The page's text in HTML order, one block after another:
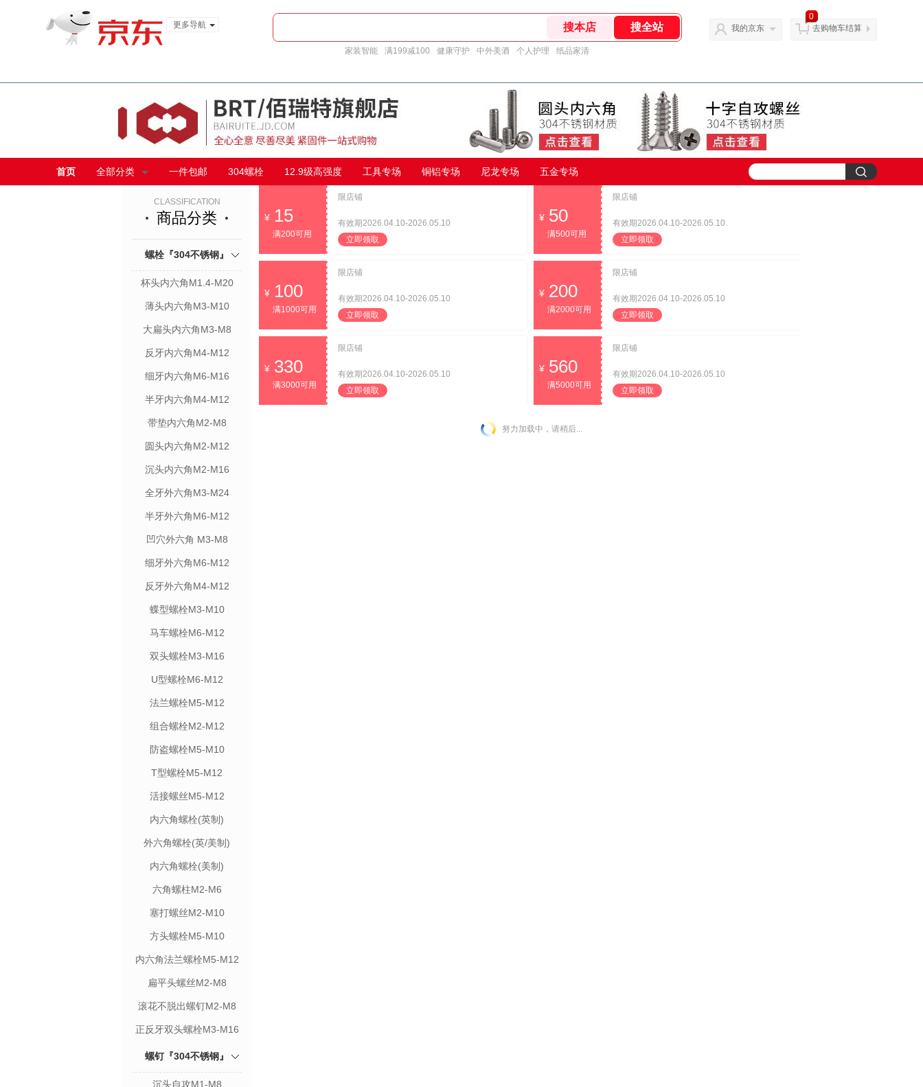
更多导航
家装智能 满199减100 健康守护 中外美酒 个人护理 纸品家清
我的京东
0
去购物车结算
首页 全部分类 一件包邮 304螺栓 12.9级高强度 工具专场 铜铝专场 尼龙专场 五金专场
CLASSIFICATION
商品分类
螺栓『304不锈钢』
杯头内六角M1.4-M20
薄头内六角M3-M10
大扁头内六角M3-M8
反牙内六角M4-M12
细牙内六角M6-M16
半牙内六角M4-M12
带垫内六角M2-M8
圆头内六角M2-M12
沉头内六角M2-M16
全牙外六角M3-M24
半牙外六角M6-M12
凹穴外六角 M3-M8
细牙外六角M6-M12
反牙外六角M4-M12
蝶型螺栓M3-M10
马车螺栓M6-M12
双头螺栓M3-M16
U型螺栓M6-M12
法兰螺栓M5-M12
组合螺栓M2-M12
防盗螺栓M5-M10
T型螺栓M5-M12
活接螺丝M5-M12
内六角螺栓(英制)
外六角螺栓(英/美制)
内六角螺栓(美制)
六角螺柱M2-M6
塞打螺丝M2-M10
方头螺栓M5-M10
内六角法兰螺栓M5-M12
扁平头螺丝M2-M8
滚花不脱出螺钉M2-M8
正反牙双头螺栓M3-M16
螺钉『304不锈钢』
沉头自攻M1-M8
15
满200可用
限店铺
有效期2026.04.10-2026.05.10
立即领取
50
满500可用
限店铺
有效期2026.04.10-2026.05.10
立即领取
100
满1000可用
限店铺
有效期2026.04.10-2026.05.10
立即领取
200
满2000可用
限店铺
有效期2026.04.10-2026.05.10
立即领取
330
满3000可用
限店铺
有效期2026.04.10-2026.05.10
立即领取
560
满5000可用
限店铺
有效期2026.04.10-2026.05.10
立即领取
努力加载中，请稍后...